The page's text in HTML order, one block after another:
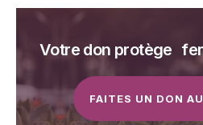
Votre don protège
FAITES UN DON